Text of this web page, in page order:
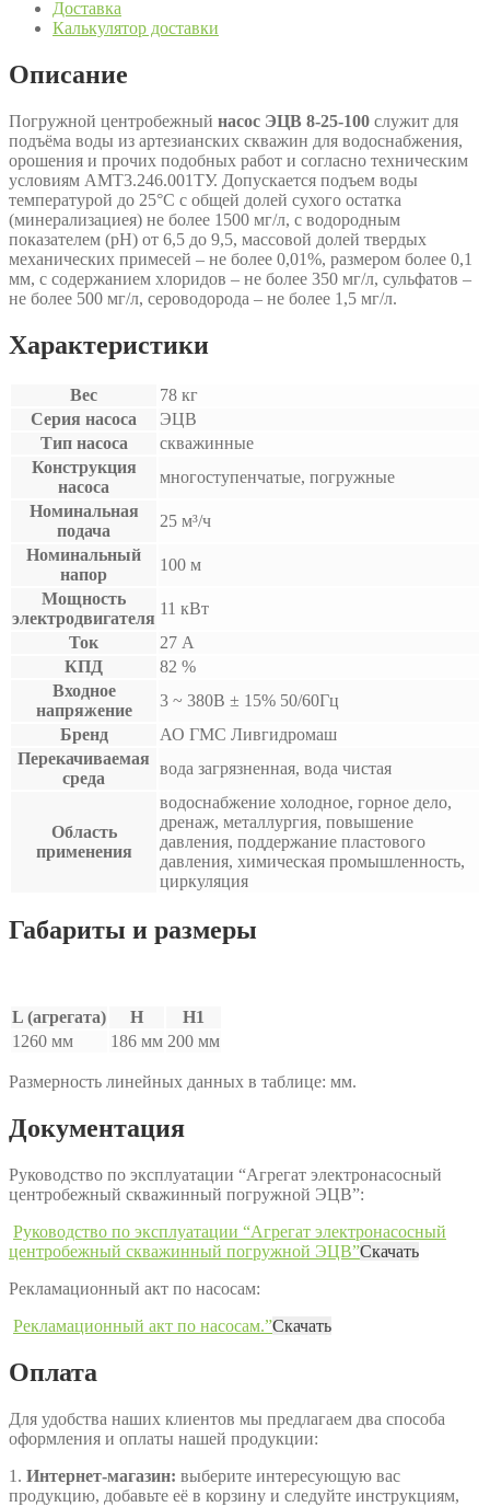
Доставка
Калькулятор доставки
Описание
Погружной центробежный насос ЭЦВ 8-25-100 служит для
подъёма воды из артезианских скважин для водоснабжения,
орошения и прочих подобных работ и согласно техническим
условиям АМТ3.246.001ТУ. Допускается подъем воды
температурой до 25°С с общей долей сухого остатка
(минерализациея) не более 1500 мг/л, с водородным
показателем (рН) от 6,5 до 9,5, массовой долей твердых
механических примесей – не более 0,01%, размером более 0,1
мм, с содержанием хлоридов – не более 350 мг/л, сульфатов –
не более 500 мг/л, сероводорода – не более 1,5 мг/л.
Характеристики
Вес
78 кг
Серия насоса
ЭЦВ
Тип насоса
скважинные
Конструкция
насоса
многоступенчатые, погружные
Номинальная
подача
25 м³/ч
Номинальный
напор
100 м
Мощность
электродвигателя
11 кВт
Ток
27 А
КПД
82 %
Входное
напряжение
3 ~ 380B ± 15% 50/60Гц
Бренд
АО ГМС Ливгидромаш
Перекачиваемая
среда
вода загрязненная, вода чистая
Область
применения
водоснабжение холодное, горное дело,
дренаж, металлургия, повышение
давления, поддержание пластового
давления, химическая промышленность,
циркуляция
Габариты и размеры
L (агрегата) H
H1
1260 мм
186 мм 200 мм
Размерность линейных данных в таблице: мм.
Документация
Руководство по эксплуатации “Агрегат электронасосный
центробежный скважинный погружной ЭЦВ”:
Руководство по эксплуатации “Агрегат электронасосный
центробежный скважинный погружной ЭЦВ”Скачать
Рекламационный акт по насосам:
Рекламационный акт по насосам.”Скачать
Оплата
Для удобства наших клиентов мы предлагаем два способа
оформления и оплаты нашей продукции:
1. Интернет-магазин: выберите интересующую вас
продукцию, добавьте её в корзину и следуйте инструкциям,